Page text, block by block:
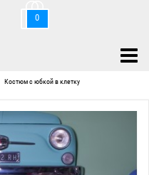
0
Костюм с юбкой в клетку